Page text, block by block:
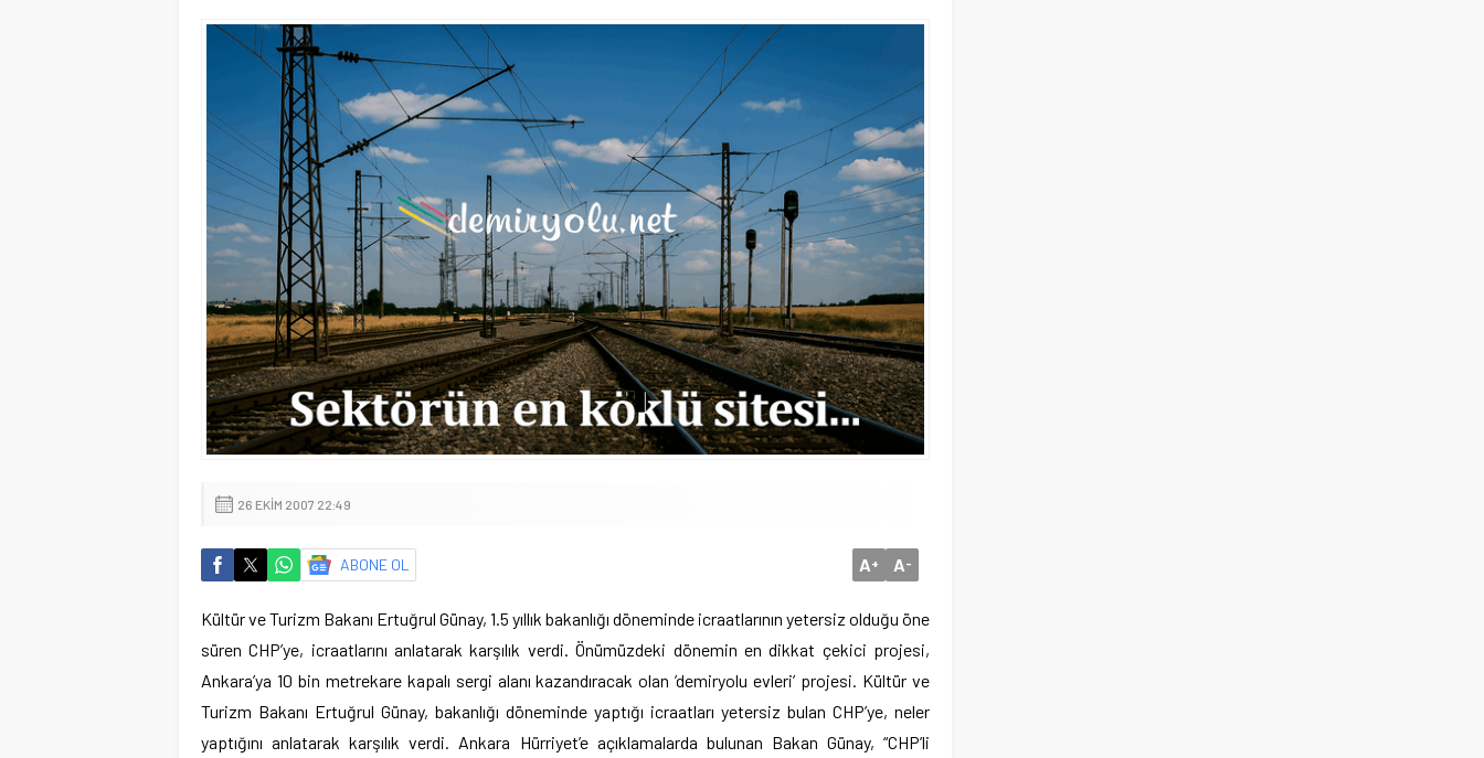
26 EKIM 2007 22:49
ABONE OL A+ A-
Kültür ve Turizm Bakanı Ertuğrul Günay, 1.5 yıllık bakanlığı döneminde icraatlarının yetersiz olduğu öne
süren CHP’ye, icraatlarını anlatarak karşılık verdi. Önümüzdeki dönemin en dikkat çekici projesi,
Ankara’ya 10 bin metrekare kapalı sergi alanı kazandıracak olan ’demiryolu evleri’ projesi. Kültür ve
Turizm Bakanı Ertuğrul Günay, bakanlığı döneminde yaptığı icraatları yetersiz bulan CHP’ye, neler
yaptığını anlatarak karşılık verdi. Ankara Hürriyet’e açıklamalarda bulunan Bakan Günay, “CHP’li